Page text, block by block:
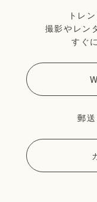
トレ
撮影やレン
すぐ
郵